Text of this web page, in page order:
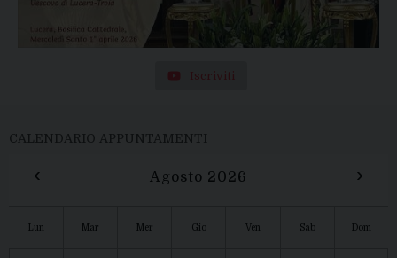
Iscriviti
CALENDARIO APPUNTAMENTI
‹ Agosto 2026 ›
Lun Mar Mer Gio Ven Sab Dom